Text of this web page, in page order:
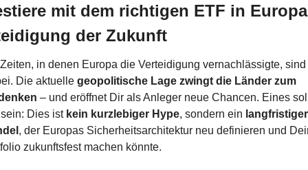
mit dem richtigen ETF in
der Zukunft
in denen Europa die Verteidigung vernachlässigte, sind
Die aktuelle geopolitische Lage zwingt die Länder zum
– und eröffnet Dir als Anleger neue Chancen. Eines
Dies ist kein kurzlebiger Hype, sondern ein langfristiger
, der Europas Sicherheitsarchitektur neu definieren und
zukunftsfest machen könnte.